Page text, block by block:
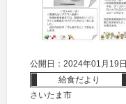
公開日：2024年01月19日
給食だより
さいたま市